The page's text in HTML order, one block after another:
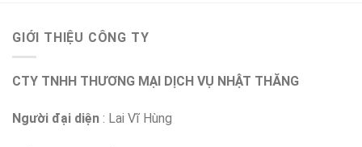
GIỚI THIỆU CÔNG TY
CTY TNHH THƯƠNG MẠI DỊCH VỤ NHẬT THĂNG
Người đại diện : Lai Vĩ Hùng